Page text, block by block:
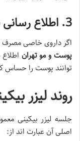
3. اطلاع رسانی به پزشک
اگر داروی خاصی
پوست و مو تهران
توانند پوست را حساس
روند لیزر
اصلی آن عبارت اند از: